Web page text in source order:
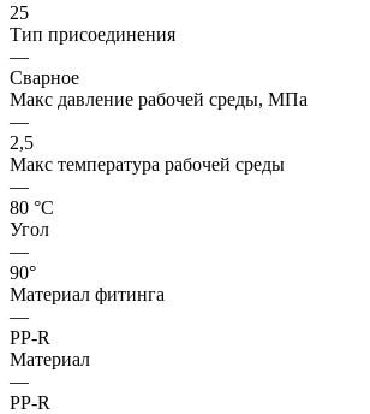
25
Тип присоединения
—
Сварное
Макс давление рабочей среды, МПа
—
2,5
Макс температура рабочей среды
—
80 °С
Угол
—
90°
Материал фитинга
—
PP-R
Материал
—
PP-R